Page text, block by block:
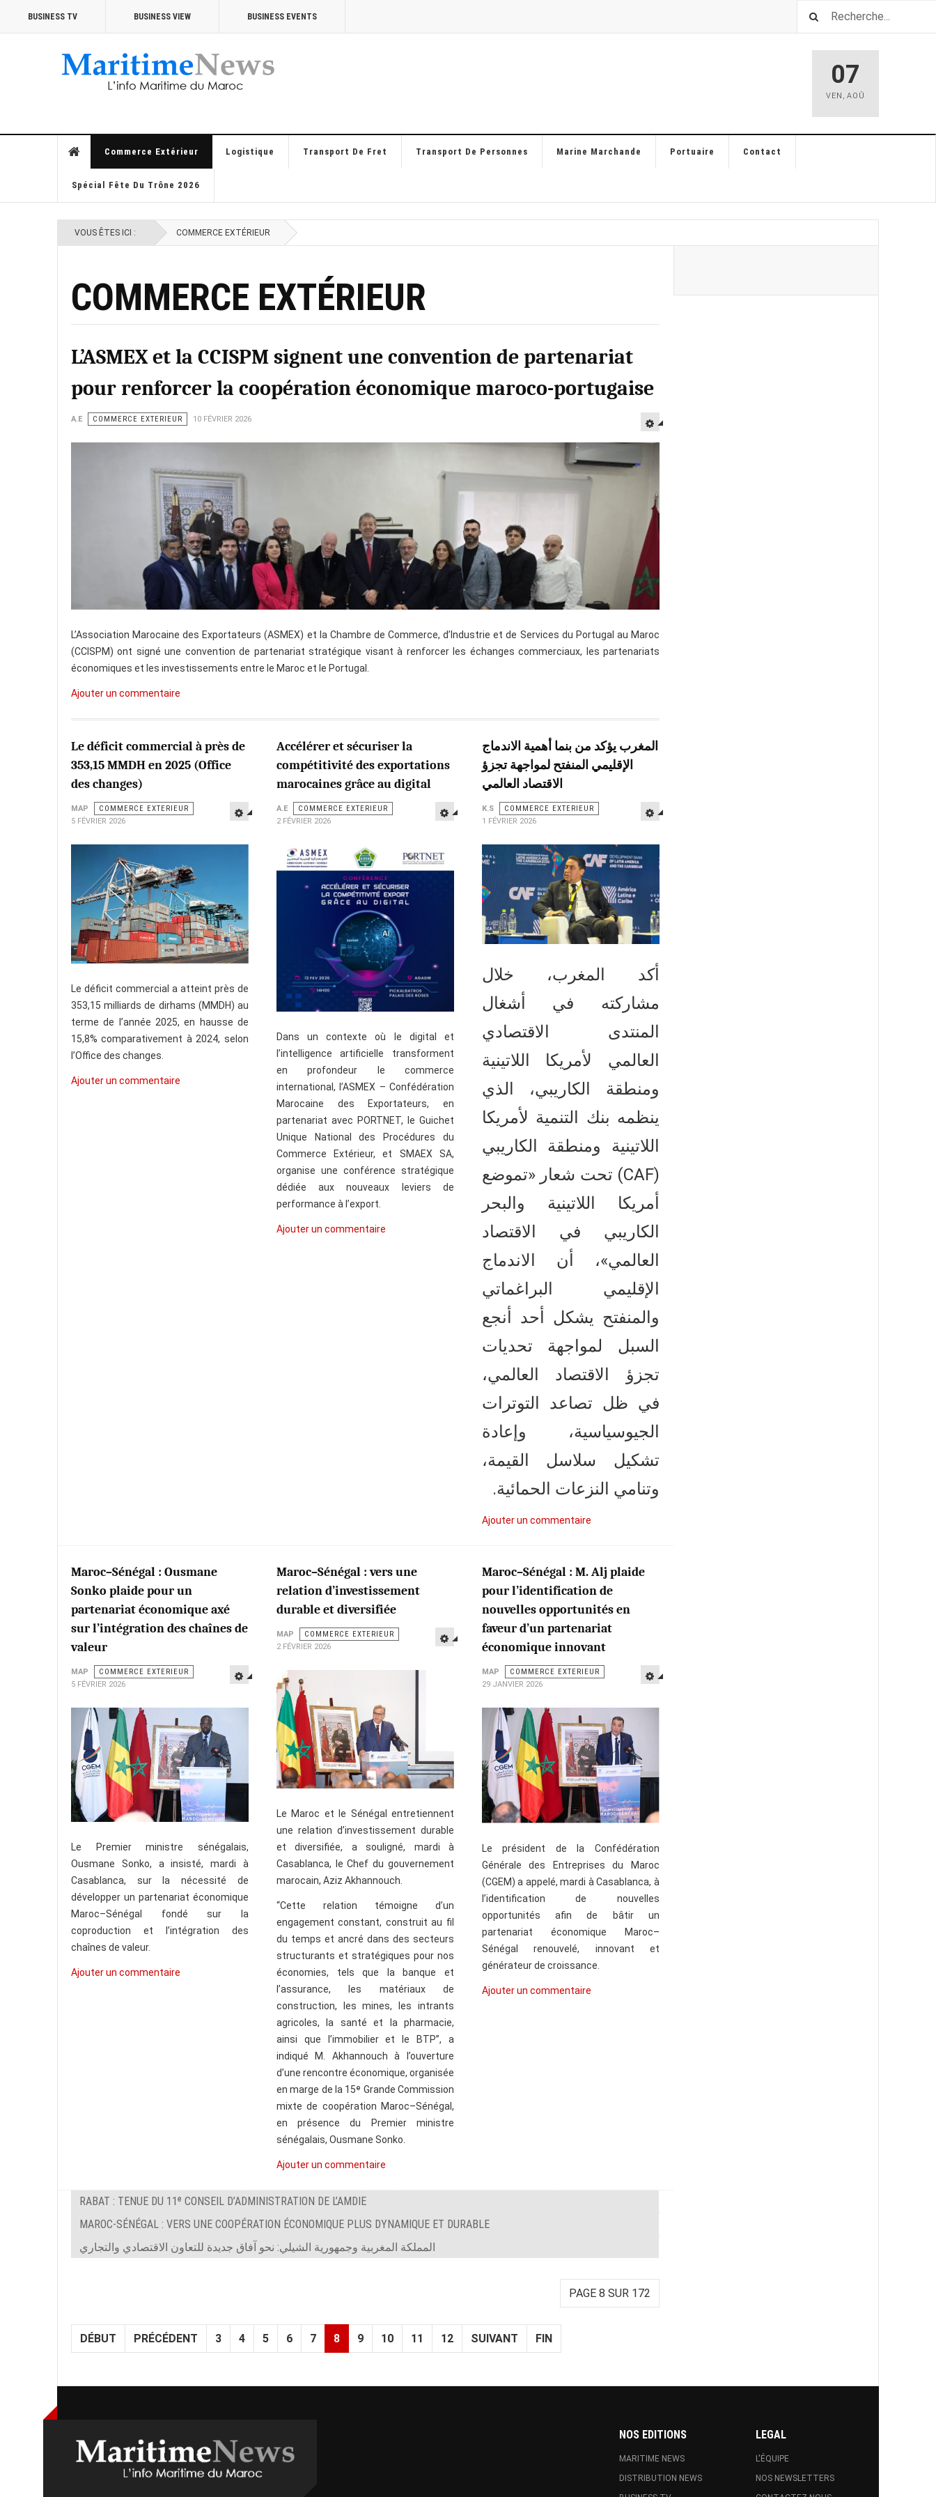
BUSINESS TV BUSINESS VIEW BUSINESS EVENTS
07
VEN , AOÛ
Commerce Extérieur Logistique Transport De Fret Transport De Personnes Marine Marchande Portuaire Contact
Spécial Fête Du Trône 2026
VOUS ÊTES ICI : COMMERCE EXTÉRIEUR
COMMERCE EXTÉRIEUR
L’ASMEX et la CCISPM signent une convention de partenariat
pour renforcer la coopération économique maroco-portugaise
A.E COMMERCE EXTERIEUR 10 FÉVRIER 2026
L’Association Marocaine des Exportateurs (ASMEX) et la Chambre de Commerce, d’Industrie et de Services du Portugal au Maroc
(CCISPM) ont signé une convention de partenariat stratégique visant à renforcer les échanges commerciaux, les partenariats
économiques et les investissements entre le Maroc et le Portugal.
Ajouter un commentaire
Le déficit commercial à près de
353,15 MMDH en 2025 (Office
des changes)
MAP
COMMERCE EXTERIEUR
5 FÉVRIER 2026
Le déficit commercial a atteint près de
353,15 milliards de dirhams (MMDH) au
terme de l’année 2025, en hausse de
15,8% comparativement à 2024, selon
l’Office des changes.
Ajouter un commentaire
Accélérer et sécuriser la
compétitivité des exportations
marocaines grâce au digital
A.E
COMMERCE EXTERIEUR
2 FÉVRIER 2026
Dans un contexte où le digital et
l’intelligence artificielle transforment
en profondeur le commerce
international, l’ASMEX – Confédération
Marocaine des Exportateurs, en
partenariat avec PORTNET, le Guichet
Unique National des Procédures du
Commerce Extérieur, et SMAEX SA,
organise une conférence stratégique
dédiée aux nouveaux leviers de
performance à l’export.
Ajouter un commentaire
المغرب يؤكد من بنما أهمية الاندماج
الإقليمي المنفتح لمواجهة تجزؤ
الاقتصاد العالمي
K.S
COMMERCE EXTERIEUR
1 FÉVRIER 2026
أكد المغرب، خلال
مشاركته في أشغال
المنتدى الاقتصادي
العالمي لأمريكا اللاتينية
ومنطقة الكاريبي، الذي
ينظمه بنك التنمية لأمريكا
اللاتينية ومنطقة الكاريبي
(CAF) تحت شعار «تموضع
أمريكا اللاتينية والبحر
الكاريبي في الاقتصاد
العالمي»، أن الاندماج
الإقليمي البراغماتي
والمنفتح يشكل أحد أنجع
السبل لمواجهة تحديات
تجزؤ الاقتصاد العالمي،
في ظل تصاعد التوترات
الجيوسياسية، وإعادة
تشكيل سلاسل القيمة،
وتنامي النزعات الحمائية.
Ajouter un commentaire
Maroc–Sénégal : Ousmane
Sonko plaide pour un
partenariat économique axé
sur l’intégration des chaînes de
valeur
MAP
COMMERCE EXTERIEUR
5 FÉVRIER 2026
Le Premier ministre sénégalais,
Ousmane Sonko, a insisté, mardi à
Casablanca, sur la nécessité de
développer un partenariat économique
Maroc–Sénégal fondé sur la
coproduction et l’intégration des
chaînes de valeur.
Ajouter un commentaire
Maroc–Sénégal : vers une
relation d’investissement
durable et diversifiée
MAP
COMMERCE EXTERIEUR
2 FÉVRIER 2026
Le Maroc et le Sénégal entretiennent
une relation d’investissement durable
et diversifiée, a souligné, mardi à
Casablanca, le Chef du gouvernement
marocain, Aziz Akhannouch.
“Cette relation témoigne d’un
engagement constant, construit au fil
du temps et ancré dans des secteurs
structurants et stratégiques pour nos
économies, tels que la banque et
l’assurance, les matériaux de
construction, les mines, les intrants
agricoles, la santé et la pharmacie,
ainsi que l’immobilier et le BTP”, a
indiqué M. Akhannouch à l’ouverture
d’une rencontre économique, organisée
en marge de la 15ᵉ Grande Commission
mixte de coopération Maroc–Sénégal,
en présence du Premier ministre
sénégalais, Ousmane Sonko.
Ajouter un commentaire
Maroc–Sénégal : M. Alj plaide
pour l’identification de
nouvelles opportunités en
faveur d’un partenariat
économique innovant
MAP
COMMERCE EXTERIEUR
29 JANVIER 2026
Le président de la Confédération
Générale des Entreprises du Maroc
(CGEM) a appelé, mardi à Casablanca, à
l’identification de nouvelles
opportunités afin de bâtir un
partenariat économique Maroc–
Sénégal renouvelé, innovant et
générateur de croissance.
Ajouter un commentaire
RABAT : TENUE DU 11ᵉ CONSEIL D’ADMINISTRATION DE L’AMDIE
MAROC-SÉNÉGAL : VERS UNE COOPÉRATION ÉCONOMIQUE PLUS DYNAMIQUE ET DURABLE
المملكة المغربية وجمهورية الشيلي: نحو آفاق جديدة للتعاون الاقتصادي والتجاري
PAGE 8 SUR 172
DÉBUT PRÉCÉDENT 3 4 5 6 7 8 9 10 11 12 SUIVANT FIN
NOS EDITIONS
MARITIME NEWS
DISTRIBUTION NEWS
LEGAL
L'ÉQUIPE
NOS NEWSLETTERS